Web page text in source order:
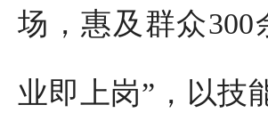
场，惠及群众
业即上岗”，以技